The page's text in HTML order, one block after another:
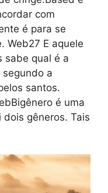
com
é para se
Web27 E aquele
sabe qual é a
a
santos.
é uma
gêneros. Tais